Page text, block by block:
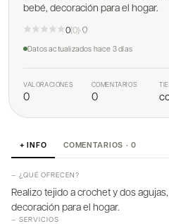
bebé, decoración para el hogar.
0(0)·
Datos actualizados hace 3 días
VALORACIONES
0
COMENTARIOS
0
+ INFO COMENTARIOS · 0
— ¿QUÉ OFRECEN?
Realizo tejido a crochet y dos
decoración para el hogar.
— SERVICIOS